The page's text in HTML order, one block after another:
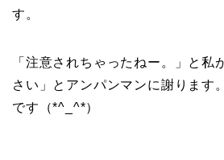
す。
「注意されちゃったねー。」と私
さい」とアンパンマンに謝ります
です（*^_^*）